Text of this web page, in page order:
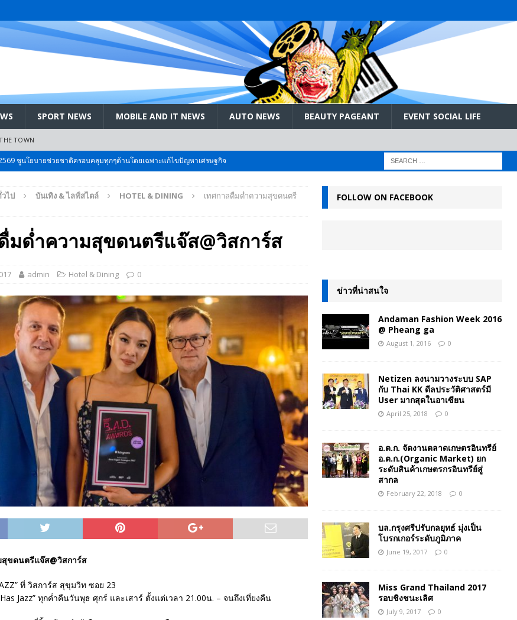
SPORT NEWS MOBILE AND IT NEWS AUTO NEWS BEAUTY PAGEANT EVENT SOCIAL LIFE
TOWN
International Motor 2026 ที่คนรักรถ ไม่ควรพลาด 25 มีค. – 5
ด!! เจาะสนามเจดีย์ใหญ่: เมื่อคะแนนนิยม ‘ส้ม’ พุ่งชนกำแพง ‘บ้านใหญ่’ ใน
สองล้อที่เข้าใจผู้ใช้ไทยมากที่สุด
AUTO NEWS
ชูนโยบายช่วยชาติครอบคลุมทุกๆด้านโดยเฉพาะแก้ไขปัญหาเศรษฐกิจ
ไป บันเทิง & ไลฟ์สไตล์ HOTEL & DINING
เทศกาลดื่มด่ำความสุขดนตรี
มด่ำความสุขดนตรีแจ๊ส@วิสการ์ส
admin Hotel & Dining 0
ขดนตรีแจ๊ส@วิสการ์ส
ที่ วิสการ์ส สุขุมวิท ซอย 23
Jazz” ทุกค่ำคืนวันพุธ ศุกร์ และเสาร์ ตั้งแต่เวลา 21.00น. – จนถึงเที่ยงคืน
FOLLOW ON FACEBOOK
ข่าวที่น่าสนใจ
Andaman Fashion Week 2016
@ Pheang ga
August 1, 2016 0
Netizen ลงนามวางระบบ SAP
กับ Thai KK ดีลประวัติศาสตร์มี
User มากสุดในอาเซียน
April 25, 2018 0
อ.ต.ก. จัดงานตลาดเกษตรอินทรีย์
อ.ต.ก.(Organic Market) ยก
ระดับสินค้าเกษตรกรอินทรีย์สู่
สากล
February 22, 2018 0
บล.กรุงศรีปรับกลยุทธ์ มุ่งเป็น
โบรกเกอร์ระดับภูมิภาค
June 19, 2017 0
Miss Grand Thailand 2017
รอบชิงชนะเลิศ
July 9, 2017 0